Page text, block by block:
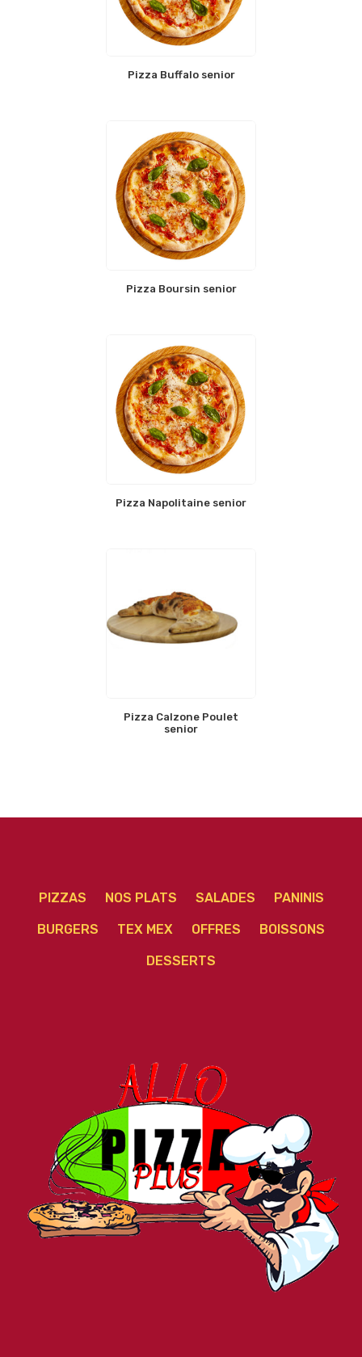
Pizza Buffalo senior
Pizza Boursin senior
Pizza Napolitaine senior
Pizza Calzone Poulet
senior
PIZZAS NOS PLATS SALADES PANINIS
BURGERS TEX MEX OFFRES BOISSONS
DESSERTS